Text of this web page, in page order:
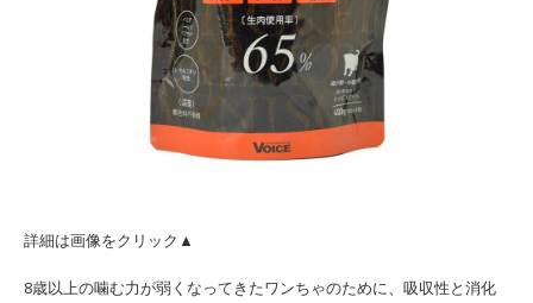
詳細は画像をクリック▲
8歳以上の噛む力が弱くなってきたワンちゃのために、吸収性と消化